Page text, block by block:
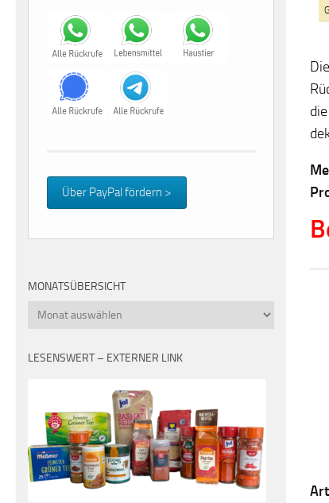
Über PayPal fördern >
MONATSÜBERSICHT
Monatsübersicht
LESENSWERT – EXTERNER LINK